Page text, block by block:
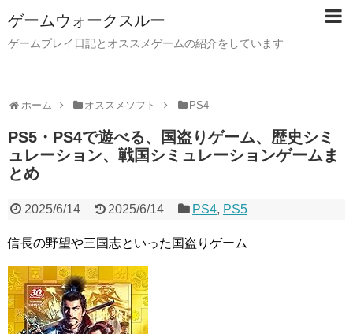
ゲームウォークスルー
ゲームプレイ日記とオススメゲームの紹介をしています
ホーム オススメソフト PS4
PS5・PS4で遊べる、国盗りゲーム、歴史シミ
ュレーション、戦国シミュレーションゲームま
とめ
2025/6/14 2025/6/14 PS4, PS5
信長の野望や三国志といった国盗りゲーム